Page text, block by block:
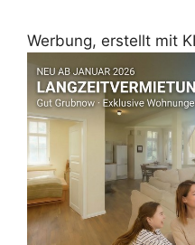
Werbung, erstellt mit KI